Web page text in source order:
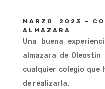
MARZO 2023 –
ALMAZARA
Una buena
almazara de
cualquier colegio que
de realizarla.